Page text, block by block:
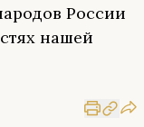
России
нашей